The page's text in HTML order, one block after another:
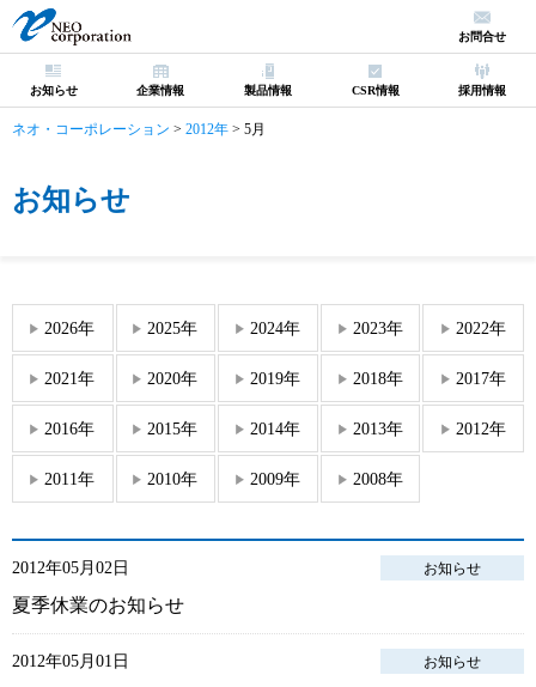
お知らせ 企業情報 製品情報 CSR情報 採用情報
お問合せ
ネオ・コーポレーション > 2012年 > 5月
お知らせ
2026年 2025年 2024年 2023年 2022年
2021年 2020年 2019年 2018年 2017年
2016年 2015年 2014年 2013年 2012年
2011年 2010年 2009年 2008年
2012年05月02日 お知らせ
夏季休業のお知らせ
2012年05月01日 お知らせ